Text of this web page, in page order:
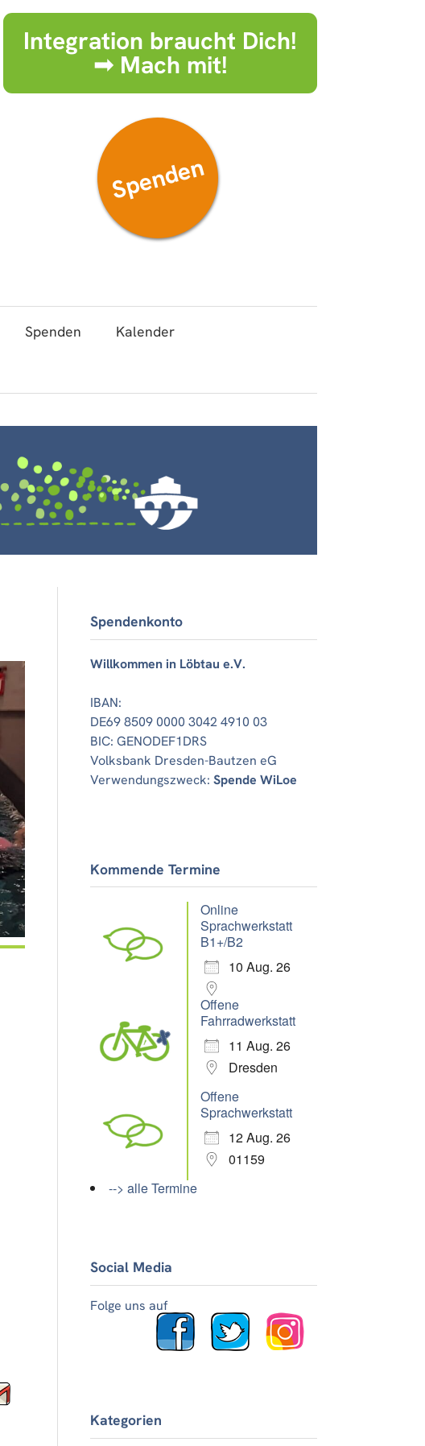
Integration braucht Dich!
➟ Mach mit!
Spenden
Spenden
Kalender
Office 365
Spendenkonto
Willkommen in Löbtau e.V.
IBAN:
DE69 8509 0000 3042 4910 03
BIC: GENODEF1DRS
Volksbank Dresden-Bautzen eG
Verwendungszweck:Spende WiLoe
Kommende Termine
Online
Sprachwerkstatt
B1+/B2
10 Aug. 26
Offene
Fahrradwerkstatt
11 Aug. 26
Dresden
Offene
Sprachwerkstatt
12 Aug. 26
01159
--> alle Termine
Social Media
Folge uns auf
Kategorien